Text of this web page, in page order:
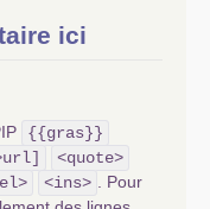
ici
{{gras}}
<quote>
<ins> . Pour